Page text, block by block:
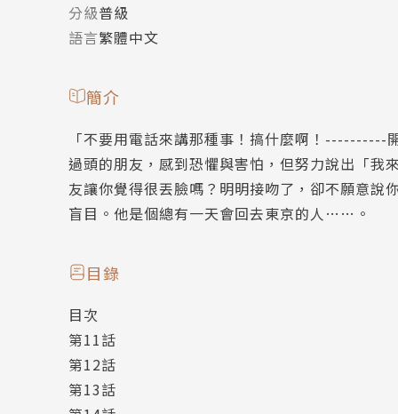
分級普級
語言繁體中文
簡介
「不要用電話來講那種事！搞什麼啊！----------
過頭的朋友，感到恐懼與害怕，但努力說出「我
友讓你覺得很丟臉嗎？明明接吻了，卻不願意說
盲目。他是個總有一天會回去東京的人……。
目錄
目次
第11話
第12話
第13話